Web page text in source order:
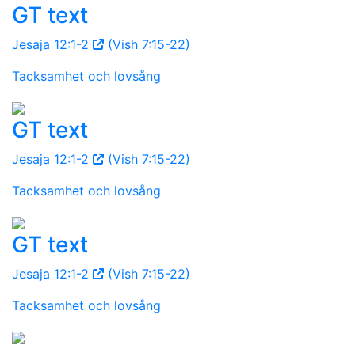
GT text
Jesaja 12:1-2
(Vish 7:15-22)
Tacksamhet och lovsång
GT text
Jesaja 12:1-2
(Vish 7:15-22)
Tacksamhet och lovsång
GT text
Jesaja 12:1-2
(Vish 7:15-22)
Tacksamhet och lovsång